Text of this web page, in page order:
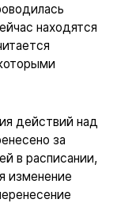
находятся
действий над
за
в расписании,
изменение